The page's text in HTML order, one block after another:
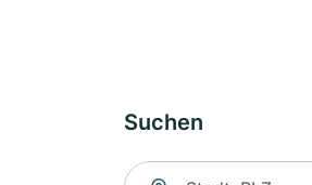
Suchen
Suche nach Ort